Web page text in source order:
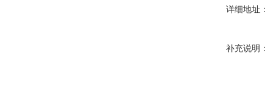
详细地址：
补充说明：